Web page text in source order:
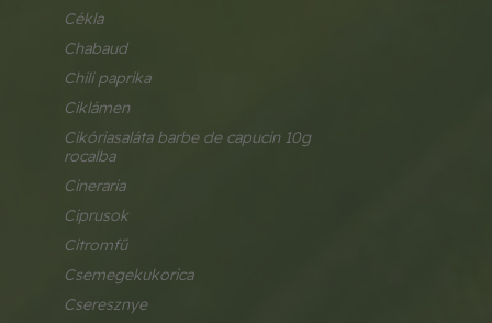
cékla
chabaud
chili paprika
ciklámen
cikóriasaláta barbe de capucin 10g
rocalba
cineraria
ciprusok
citromfű
csemegekukorica
cseresznye